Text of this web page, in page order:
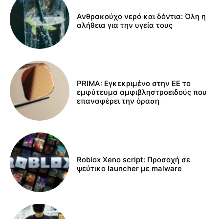
Ανθρακούχο νερό και δόντια: Όλη η
αλήθεια για την υγεία τους
PRIMA: Εγκεκριμένο στην ΕΕ το
εμφύτευμα αμφιβληστροειδούς που
επαναφέρει την όραση
Roblox Xeno script: Προσοχή σε
ψεύτικο launcher με malware